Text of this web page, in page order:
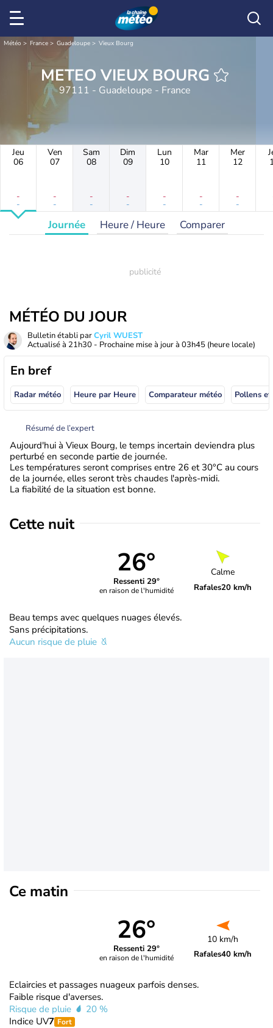
Météo France Guadeloupe Vieux Bourg
METEO VIEUX BOURG
97111 - Guadeloupe - France
Jeu
06
-
-
Ven
07
-
-
Sam
08
-
-
Dim
09
-
-
Lun
10
-
-
Mar
11
-
-
Mer
12
-
-
Journée Heure / Heure Comparer
MÉTÉO DU JOUR
Bulletin établi parCyril WUEST
Actualisé à 21h30 - Prochaine mise à jour à 03h45 (heure locale)
En bref
Radar météo Heure par Heure Comparateur météo Pollens
Résumé de l’expert
Aujourd'hui à Vieux Bourg, le temps incertain deviendra plus
perturbé en seconde partie de journée.
Les températures seront comprises entre 26 et 30°C au cours
de la journée, elles seront très chaudes l'après-midi.
La fiabilité de la situation est bonne.
Cette nuit
26°
Ressenti 29°
en raison de l'humidité
Calme
Rafales20 km/h
Beau temps avec quelques nuages élevés.
Sans précipitations.
Aucun risque de pluie
Ce matin
26°
Ressenti 29°
en raison de l'humidité
10 km/h
Rafales40 km/h
Eclaircies et passages nuageux parfois denses.
Faible risque d'averses.
Risque de pluie
20 %
Indice UV7 Fort